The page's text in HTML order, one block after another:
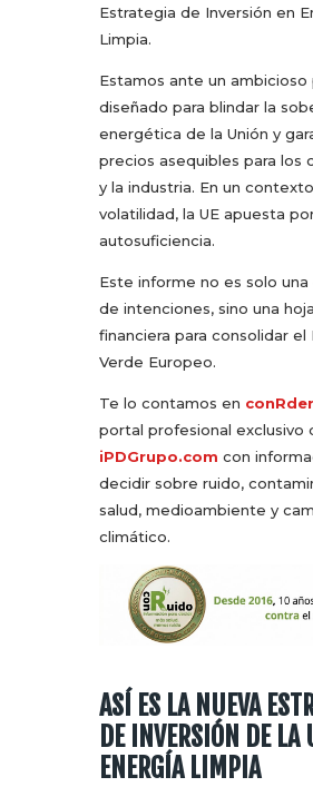
Estrategia de Inversión en
Limpia.
Estamos ante un ambicioso
diseñado para blindar la
energética de la Unión y
precios asequibles para los
y la industria. En un
volatilidad, la UE apuesta
autosuficiencia.
Este informe no es solo una
de intenciones, sino una
financiera para consolidar el
Verde Europeo.
Te lo contamos en
portal profesional exclusivo
iPDGrupo.com con
decidir sobre ruido,
salud, medioambiente y
climático.
ASÍ ES LA NUEVA
DE INVERSIÓN DE LA
ENERGÍA LIMPIA